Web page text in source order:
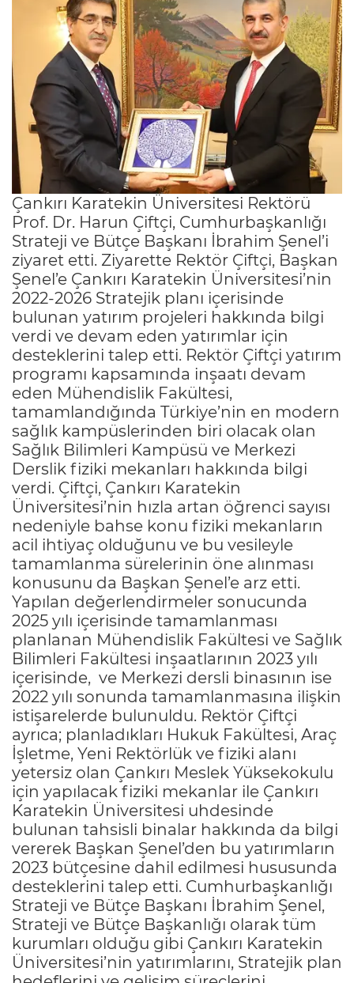
Çankırı Karatekin Üniversitesi Rektörü
Prof. Dr. Harun Çiftçi, Cumhurbaşkanlığı
Strateji ve Bütçe Başkanı İbrahim Şenel’i
ziyaret etti. Ziyarette Rektör Çiftçi, Başkan
Şenel’e Çankırı Karatekin Üniversitesi’nin
2022-2026 Stratejik planı içerisinde
bulunan yatırım projeleri hakkında bilgi
verdi ve devam eden yatırımlar için
desteklerini talep etti. Rektör Çiftçi yatırım
programı kapsamında inşaatı devam
eden Mühendislik Fakültesi,
tamamlandığında Türkiye’nin en modern
sağlık kampüslerinden biri olacak olan
Sağlık Bilimleri Kampüsü ve Merkezi
Derslik fiziki mekanları hakkında bilgi
verdi. Çiftçi, Çankırı Karatekin
Üniversitesi’nin hızla artan öğrenci sayısı
nedeniyle bahse konu fiziki mekanların
acil ihtiyaç olduğunu ve bu vesileyle
tamamlanma sürelerinin öne alınması
konusunu da Başkan Şenel’e arz etti.
Yapılan değerlendirmeler sonucunda
2025 yılı içerisinde tamamlanması
planlanan Mühendislik Fakültesi ve Sağlık
Bilimleri Fakültesi inşaatlarının 2023 yılı
içerisinde, ve Merkezi dersli binasının ise
2022 yılı sonunda tamamlanmasına ilişkin
istişarelerde bulunuldu. Rektör Çiftçi
ayrıca; planladıkları Hukuk Fakültesi, Araç
İşletme, Yeni Rektörlük ve fiziki alanı
yetersiz olan Çankırı Meslek Yüksekokulu
için yapılacak fiziki mekanlar ile Çankırı
Karatekin Üniversitesi uhdesinde
bulunan tahsisli binalar hakkında da bilgi
vererek Başkan Şenel’den bu yatırımların
2023 bütçesine dahil edilmesi hususunda
desteklerini talep etti. Cumhurbaşkanlığı
Strateji ve Bütçe Başkanı İbrahim Şenel,
Strateji ve Bütçe Başkanlığı olarak tüm
kurumları olduğu gibi Çankırı Karatekin
Üniversitesi’nin yatırımlarını, Stratejik plan